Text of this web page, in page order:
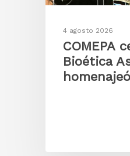
4 agosto 2026
COMEPA
Bioética